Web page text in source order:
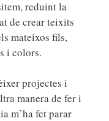
reduint la
de crear teixits
mateixos fils,
i colors.
projectes i
manera de fer i
m’ha fet parar